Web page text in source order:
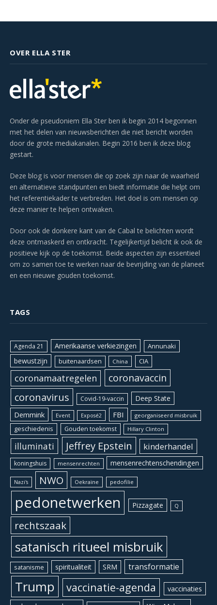
OVER ELLA STER
Onder de pseudoniem Ella Ster ben ik begin 2014 begonnen
met het delen van nieuwsberichten die niet bericht worden
door de grote mediakanalen. Begin 2016 ben ik deze blog
gestart.
Deze blog is voor mensen die op zoek zijn naar de waarheid
en alternatieve standpunten en biedt informatie die helpt om
het referentiekader te verbreden. Het doel is om mensen op
deze manier te helpen ontwaken.
Door ook de donkere kant van de Cabal te belichten wordt
deze ontmaskerd en ontkracht. Tegelijkertijd belicht ik ook de
positieve kijk op de toekomst. Beide aspecten zijn essentieel
om zo samen toe te werken naar de bevrijding van de planeet
en een nieuwe gouden toekomst.
TAGS
Agenda 21 Amerikaanse verkiezingen Annunaki
bewustzijn buitenaardsen China CIA
coronamaatregelen coronavaccin
coronavirus Covid-19-vaccin Deep State
Demmink Event Exposé2 FBI georganiseerd misbruik
geschiedenis Gouden toekomst Hillary Clinton
illuminati Jeffrey Epstein kinderhandel
koningshuis mensenrechten mensenrechtenschendingen
Nazi's NWO Oekraïne pedofilie
pedonetwerken Pizzagate Q
rechtszaak
satanisch ritueel misbruik
satanisme spiritualiteit SRM transformatie
Trump vaccinatie-agenda
vaccinaties